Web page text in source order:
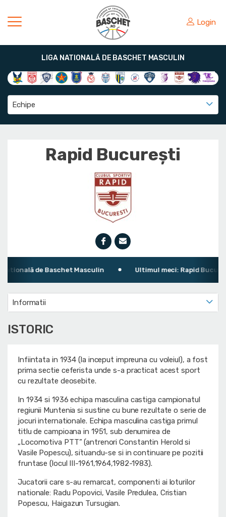
Login
LIGA NATIONALĂ DE BASCHET MASCULIN
Echipe
Rapid București
de Baschet Masculin Ultimul meci: Rapid București
Informatii
ISTORIC
Infiintata in 1934 (la inceput impreuna cu voleiul), a fost
prima sectie ceferista unde s-a practicat acest sport
cu rezultate deosebite.
In 1934 si 1936 echipa masculina castiga campionatul
regiunii Muntenia si sustine cu bune rezultate o serie de
jocuri internationale. Echipa masculina castiga primul
titlu de campioana in 1951, sub denumirea de
„Locomotiva PTT” (antrenori Constantin Herold si
Vasile Popescu), situandu-se si in continuare pe pozitii
fruntase (locul III-1961,1964,1982-1983).
Jucatorii care s-au remarcat, componenti ai loturilor
nationale: Radu Popovici, Vasile Predulea, Cristian
Popescu, Haigazun Tursugian.